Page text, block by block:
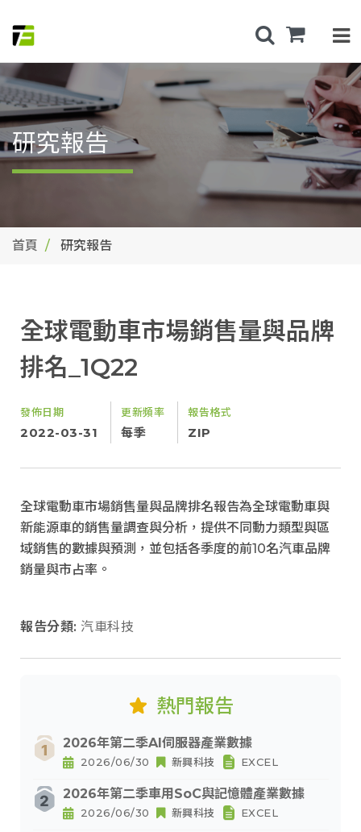
研究報告
首頁 研究報告
全球電動車市場銷售量與品牌
排名_1Q22
發佈日期
2022-03-31
更新頻率
每季
報告格式
ZIP
全球電動車市場銷售量與品牌排名報告為全球電動車與
新能源車的銷售量調查與分析，提供不同動力類型與區
域銷售的數據與預測，並包括各季度的前10名汽車品牌
銷量與市占率。
報告分類: 汽車科技
熱門報告
2026年第二季AI伺服器產業數據
2026/06/30 新興科技 EXCEL
2026年第二季車用SoC與記憶體產業數據
2026/06/30 新興科技 EXCEL